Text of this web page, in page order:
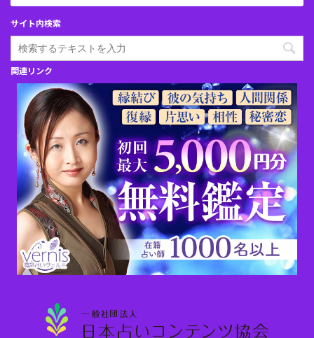
サイト内検索
関連リンク